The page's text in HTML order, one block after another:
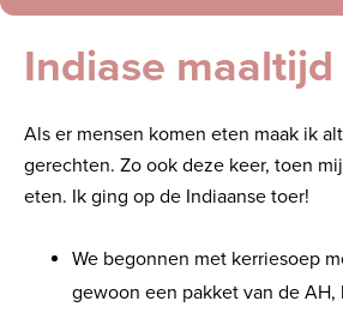
Indiase maaltijd
Als er mensen komen eten maak ik
gerechten. Zo ook deze keer, toen
eten. Ik ging op de Indiaanse toer!
We begonnen met kerriesoep
gewoon een pakket van de AH,